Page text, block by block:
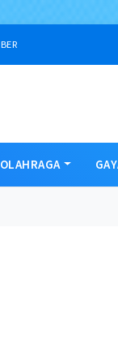
OLAHRAGA